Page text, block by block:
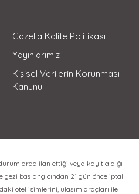
Gazella Kalite Politikası
Yayınlarımız
Kişisel Verilerin Korunması
Kanunu
ilan ettiği veya kayıt aldığı
başlangıcından 21 gün önce iptal
otel isimlerini, ulaşım araçları ile